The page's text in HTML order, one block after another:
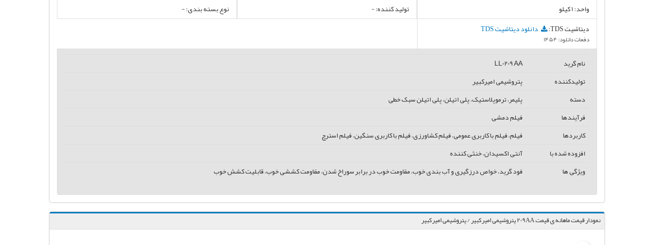
واحد: 1 کیلو
تولید کننده: -
نوع بسته بندی: -
دیتاشیت TDS:
دانلود دیتاشیت TDS
دفعات دانلود: 1454
نام گرید
LL0209 AA
تولیدکننده
پتروشیمی امیرکبیر
دسته
پلیمر، ترموپلاستیک، پلی اتیلن، پلی اتیلن سبک خطی
فرآیندها
فیلم دمشی
کاربردها
فیلم، فیلم با کاربری عمومی، فیلم کشاورزی، فیلم با کاربری سنگین، فیلم استرچ
افزوده شده با
آنتی اکسیدان، خنثی کننده
ویژگی ها
فود گرید، خواص درزگیری و آب بندی خوب، مقاومت خوب در برابر سوراخ شدن، مقاومت کششی خوب، قابلیت کشش خوب
نمودار قیمت ماهانه ی قیمت 209AA پتروشیمی امیرکبیر / پتروشیمی امیرکبیر